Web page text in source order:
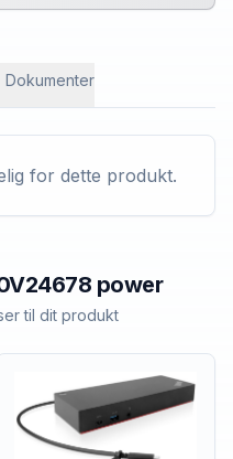
Dokumenter
for dette produkt.
power
til dit produkt